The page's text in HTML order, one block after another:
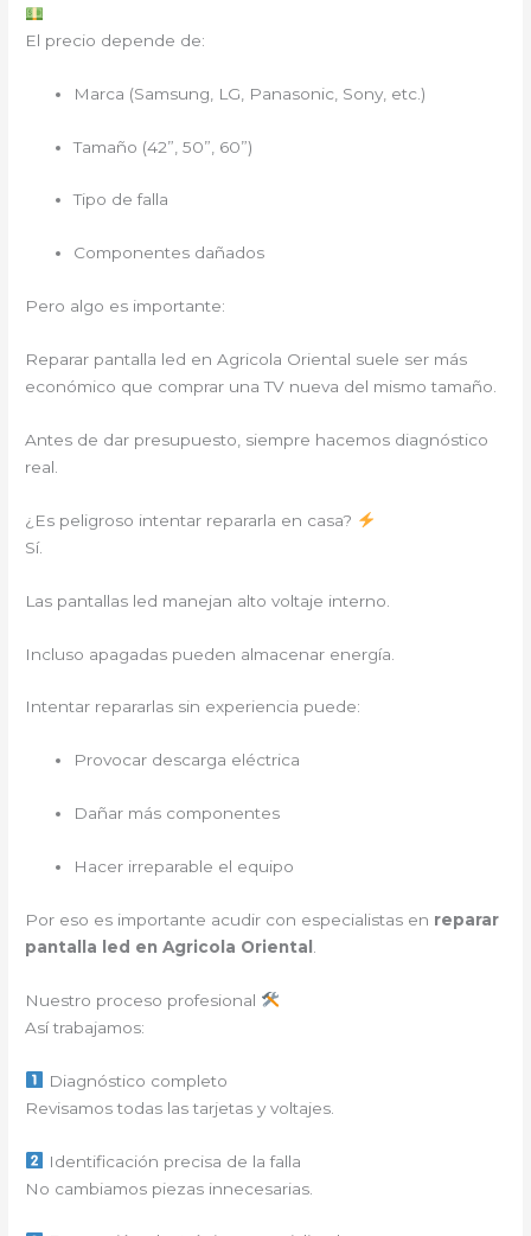
El precio depende de:
Marca (Samsung, LG, Panasonic, Sony, etc.)
Tamaño (42”, 50”, 60”)
Tipo de falla
Componentes dañados
Pero algo es importante:
Reparar pantalla led en Agricola Oriental suele ser más
económico que comprar una TV nueva del mismo tamaño.
Antes de dar presupuesto, siempre hacemos diagnóstico
real.
¿Es peligroso intentar repararla en casa?
Sí.
Las pantallas led manejan alto voltaje interno.
Incluso apagadas pueden almacenar energía.
Intentar repararlas sin experiencia puede:
Provocar descarga eléctrica
Dañar más componentes
Hacer irreparable el equipo
Por eso es importante acudir con especialistas en reparar
pantalla led en Agricola Oriental
Nuestro proceso profesional
Así trabajamos:
Diagnóstico completo
Revisamos todas las tarjetas y voltajes.
Identificación precisa de la falla
No cambiamos piezas innecesarias.